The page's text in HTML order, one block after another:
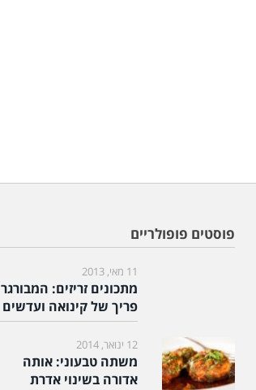
פוסטים פופולריים
11 מאי, 2013
מתכונים זריזים: המבורגר
פריך של קינואה ועדשים
12 ינואר, 2014
משתה טבעוני: אותה
אדורה בשינוי אדרת